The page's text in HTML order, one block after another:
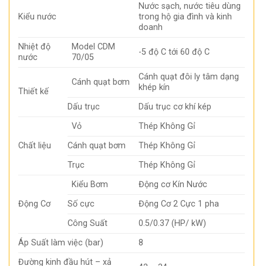
Kiểu nước
Nước sạch, nước tiêu dùng
trong hộ gia đình và kinh
doanh
Nhiệt độ
nước
Model CDM
70/05
-5 độ C tới 60 độ C
Thiết kế
Cánh quạt bơm
Cánh quạt đôi ly tâm dạng
khép kín
Dấu trục
Dấu trục cơ khí kép
Chất liệu
Vỏ
Thép Không Gỉ
Cánh quạt bơm
Thép Không Gỉ
Trục
Thép Không Gỉ
Động Cơ
Kiểu Bơm
Động cơ Kín Nước
Số cực
Động Cơ 2 Cực 1 pha
Công Suất
0.5/0.37 (HP/ kW)
Áp Suất làm việc (bar)
8
Đường kinh đầu hút – xả